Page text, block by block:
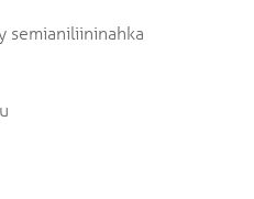
semianiliininahka